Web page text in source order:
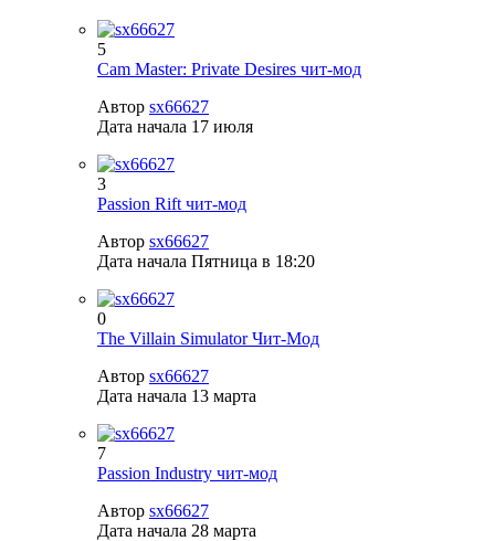
5
Cam Master: Private Desires чит-мод
Автор sx66627
Дата начала 17 июля
3
Passion Rift чит-мод
Автор sx66627
Дата начала Пятница в 18:20
0
The Villain Simulator Чит-Мод
Автор sx66627
Дата начала 13 марта
7
Passion Industry чит-мод
Автор sx66627
Дата начала 28 марта